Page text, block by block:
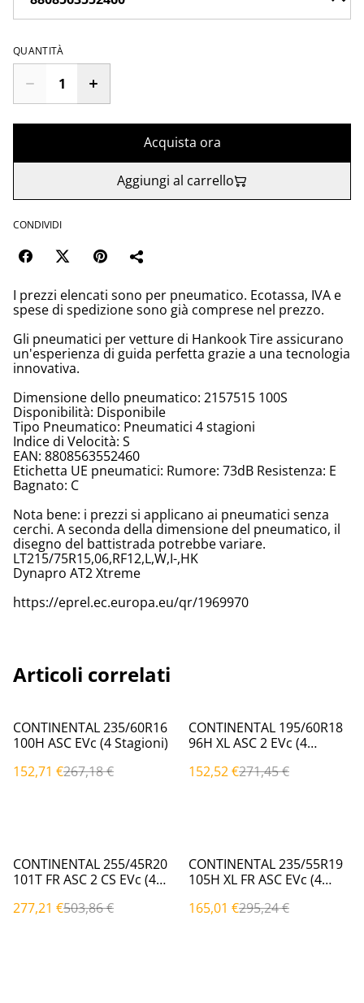
QUANTITÀ
Acquista ora
Aggiungi al carrello
CONDIVIDI
I prezzi elencati sono per pneumatico. Ecotassa, IVA e
spese di spedizione sono già comprese nel prezzo.
Gli pneumatici per vetture di Hankook Tire assicurano
un'esperienza di guida perfetta grazie a una tecnologia
innovativa.
Dimensione dello pneumatico: 2157515 100S
Disponibilità: Disponibile
Tipo Pneumatico: Pneumatici 4 stagioni
Indice di Velocità: S
EAN: 8808563552460
Etichetta UE pneumatici: Rumore: 73dB Resistenza: E
Bagnato: C
Nota bene: i prezzi si applicano ai pneumatici senza
cerchi. A seconda della dimensione del pneumatico, il
disegno del battistrada potrebbe variare.
LT215/75R15,06,RF12,L,W,I-,HK
Dynapro AT2 Xtreme
https://eprel.ec.europa.eu/qr/1969970
Articoli correlati
%
CONTINENTAL 235/60R16
100H ASC EVc (4 Stagioni)
152,71 €267,18 €
%
CONTINENTAL 195/60R18
96H XL ASC 2 EVc (4
152,52 €271,45 €
%
CONTINENTAL 255/45R20
101T FR ASC 2 CS EVc (4
277,21 €503,86 €
%
CONTINENTAL 235/55R19
105H XL FR ASC EVc (4
165,01 €295,24 €